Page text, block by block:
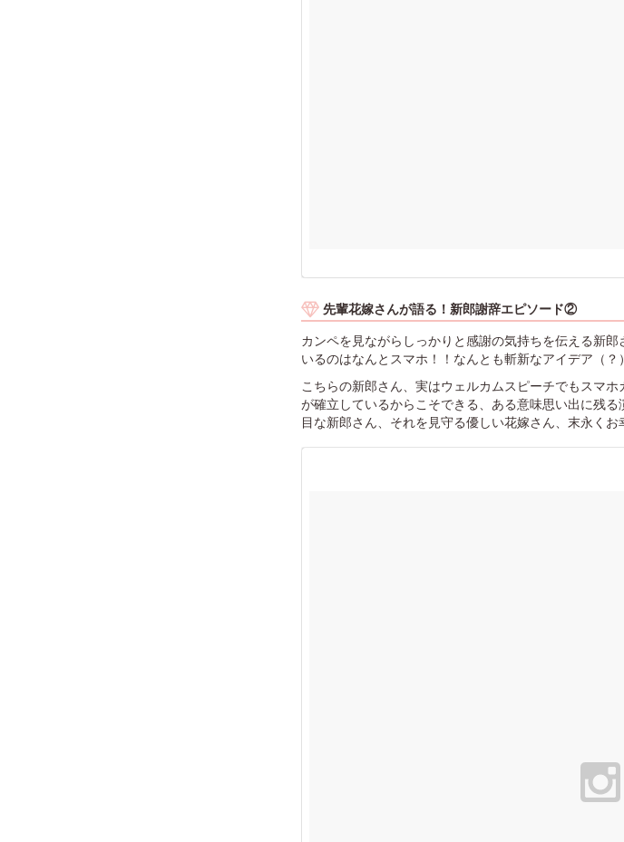
先輩花嫁さんが語る！新郎謝辞エピソード②
カンペを見ながらしっかりと感謝の気持ちを伝える新
いるのはなんとスマホ！！なんとも斬新なアイデア（？
こちらの新郎さん、実はウェルカムスピーチでもスマ
が確立しているからこそできる、ある意味思い出に残
目な新郎さん、それを見守る優しい花嫁さん、末永く